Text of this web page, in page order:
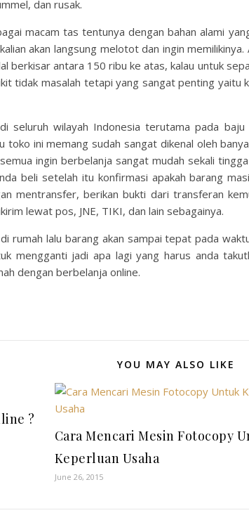
dan rusak.
macam tas tentunya dengan bahan alami
akan langsung melotot dan ingin
berkisar antara 150 ribu ke atas, kalau untuk
tidak masalah tetapi yang sangat penting
seluruh wilayah Indonesia terutama pada
ini memang sudah sangat dikenal oleh
ingin berbelanja sangat mudah sekali
beli setelah itu konfirmasi apakah barang
mentransfer, berikan bukti dari transferan
lewat pos, JNE, TIKI, dan lain sebagainya.
rumah lalu barang akan sampai tepat pada
mengganti jadi apa lagi yang harus anda
dengan berbelanja online.
YOU MAY ALSO LIKE
?
Cara Mencari Mesin Fotocopy
Keperluan Usaha
June 26, 2015